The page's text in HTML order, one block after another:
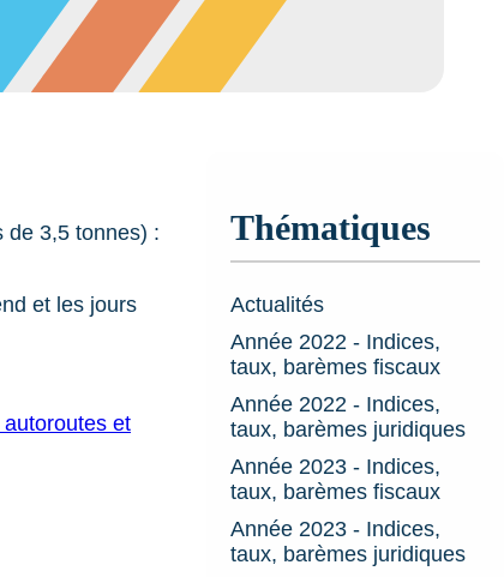
de 3,5 tonnes) :
et les jours
et
Thématiques
Actualités
Année 2022 - Indices,
taux, barèmes fiscaux
Année 2022 - Indices,
taux, barèmes juridiques
Année 2023 - Indices,
taux, barèmes fiscaux
Année 2023 - Indices,
taux, barèmes juridiques